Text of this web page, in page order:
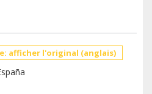
afficher l'original (anglais)